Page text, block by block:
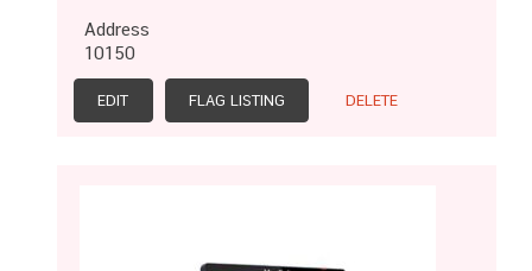
Address
10150
EDIT FLAG LISTING DELETE